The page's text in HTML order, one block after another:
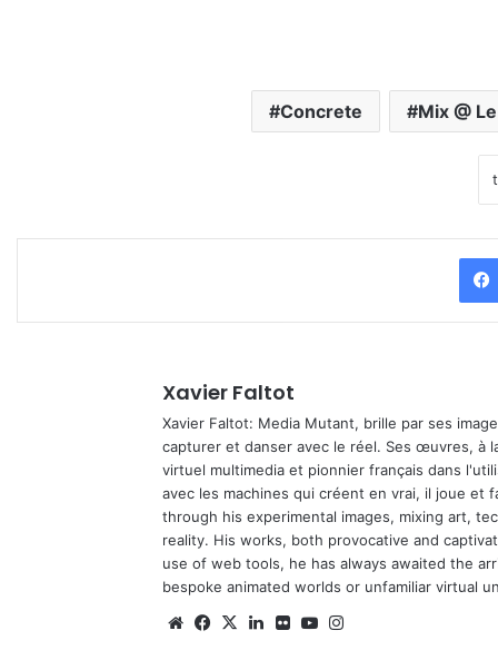
Concrete Mix @
Xavier Faltot
Xavier Faltot: Media Mutant, brille par ses
capturer et danser avec le réel. Ses œuvres, à
virtuel multimedia et pionnier français dans
avec les machines qui créent en vrai, il joue et
through his experimental images, mixing art,
reality. His works, both provocative and
use of web tools, he has always awaited the
bespoke animated worlds or unfamiliar virtual
We Fa
X
Lin Fli Yo